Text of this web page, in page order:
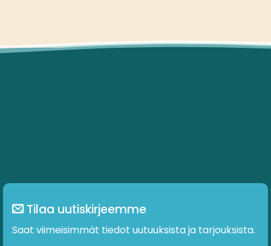
Tilaa uutiskirjeemme
Saat viimeisimmät tiedot uutuuksista ja tarjouksista.